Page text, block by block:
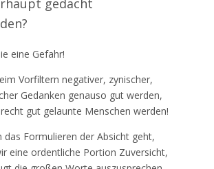
gedacht
eine Gefahr!
Vorfiltern negativer, zynischer,
Gedanken genauso gut werden,
gut gelaunte Menschen werden!
das Formulieren der Absicht geht,
eine ordentliche Portion Zuversicht,